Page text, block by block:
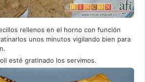
rellenos en el horno con función
unos minutos vigilando bien para
esté gratinado los servimos.